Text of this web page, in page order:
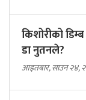
किशोरीको
डा नुतनले?
आइतबार, साउन २४,